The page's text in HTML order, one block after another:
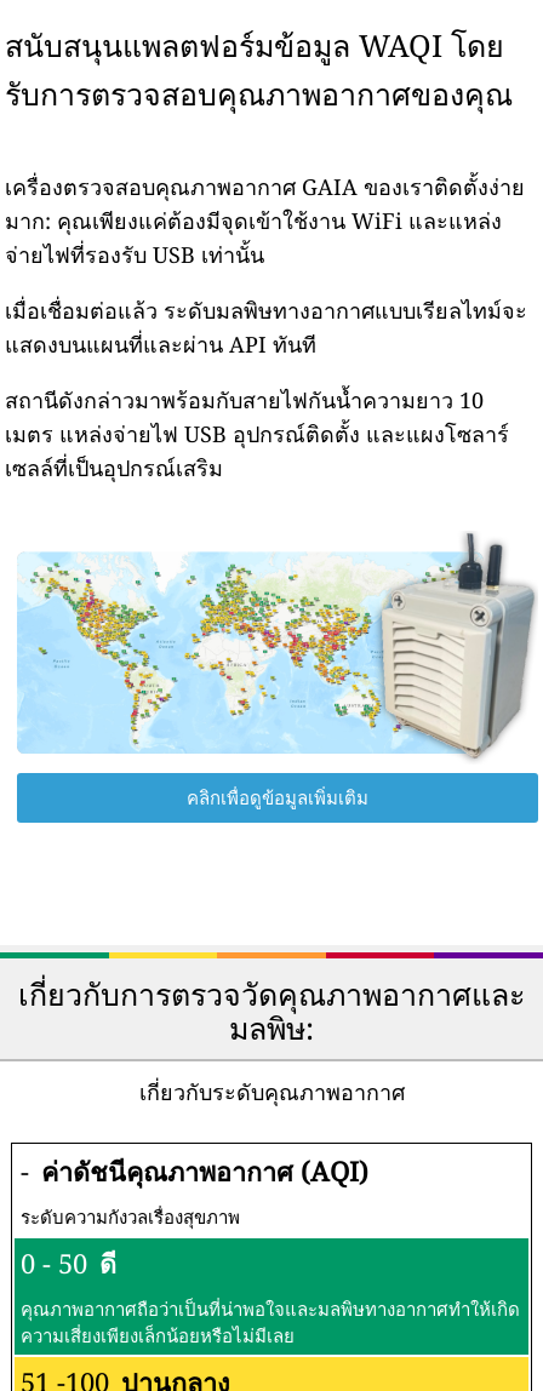
สนับสนุนแพลตฟอร์มข้อมูล WAQI โดย
รับการตรวจสอบคุณภาพอากาศของคุณ
เครื่องตรวจสอบคุณภาพอากาศ GAIA ของเราติดตั้งง่าย
มาก: คุณเพียงแค่ต้องมีจุดเข้าใช้งาน WiFi และแหล่ง
จ่ายไฟที่รองรับ USB เท่านั้น
เมื่อเชื่อมต่อแล้ว ระดับมลพิษทางอากาศแบบเรียลไทม์จะ
แสดงบนแผนที่และผ่าน API ทันที
สถานีดังกล่าวมาพร้อมกับสายไฟกันน้ำความยาว 10
เมตร แหล่งจ่ายไฟ USB อุปกรณ์ติดตั้ง และแผงโซลาร์
เซลล์ที่เป็นอุปกรณ์เสริม
คลิกเพื่อดูข้อมูลเพิ่มเติม
เกี่ยวกับการตรวจวัดคุณภาพอากาศและ
มลพิษ:
เกี่ยวกับระดับคุณภาพอากาศ
- ค่าดัชนีคุณภาพอากาศ (AQI)
ระดับความกังวลเรื่องสุขภาพ
0 - 50 ดี
คุณภาพอากาศถือว่าเป็นที่น่าพอใจและมลพิษทางอากาศทำให้เกิด
ความเสี่ยงเพียงเล็กน้อยหรือไม่มีเลย
51 -100 ปานกลาง